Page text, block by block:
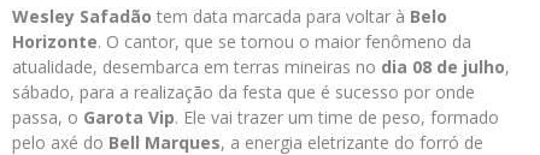
Wesley Safadão tem data marcada para voltar à Belo
Horizonte. O cantor, que se tornou o maior fenômeno da
atualidade, desembarca em terras mineiras no dia 08 de julho,
sábado, para a realização da festa que é sucesso por onde
passa, o Garota Vip. Ele vai trazer um time de peso, formado
pelo axé do Bell Marques, a energia eletrizante do forró de